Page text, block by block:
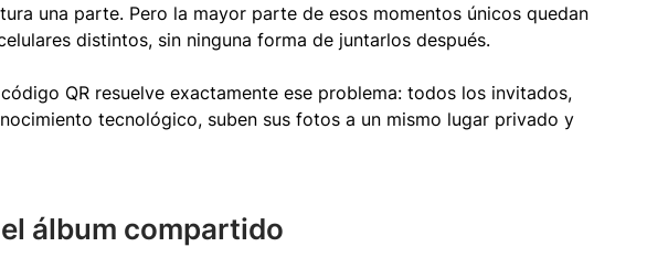
una parte. Pero la mayor parte de esos momentos únicos quedan
distintos, sin ninguna forma de juntarlos después.
QR resuelve exactamente ese problema: todos los invitados,
tecnológico, suben sus fotos a un mismo lugar privado y
álbum compartido